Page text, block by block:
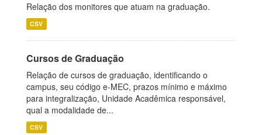
Relação dos monitores que atuam na graduação.
CSV
Cursos de Graduação
Relação de cursos de graduação, identificando o
campus, seu código e-MEC, prazos mínimo e máximo
para integralização, Unidade Acadêmica responsável,
qual a modalidade de...
CSV